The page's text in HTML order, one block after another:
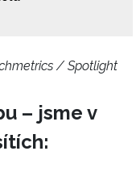
/ Spotlight
– jsme v